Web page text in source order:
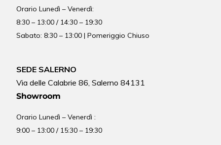
OrarioLunedì – Venerdì:
8:30 – 13:00 / 14:30 – 19:30
Sabato: 8:30 – 13:00 | Pomeriggio Chiuso
SEDE SALERNO
Via delle Calabrie 86, Salerno 84131
Showroom
Orario Lunedì – Venerdì :
9:00 – 13:00 / 15:30 – 19:30